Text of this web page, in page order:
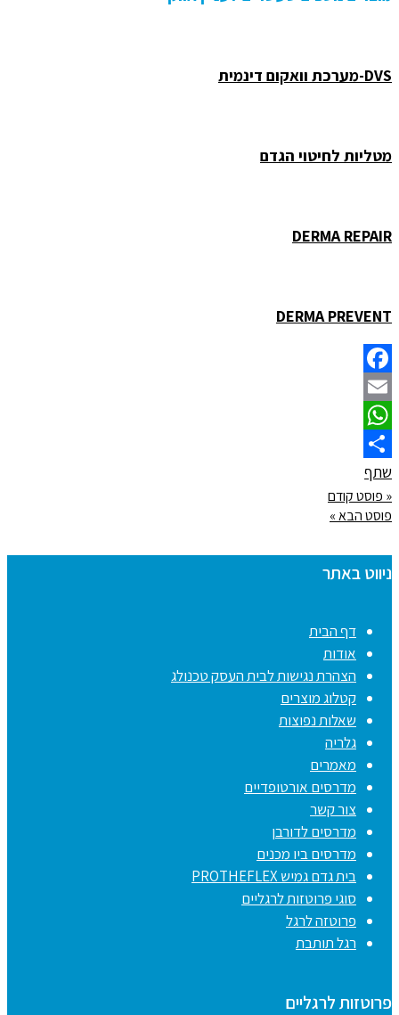
DVS-מערכת וואקום דינמית
מטליות לחיטוי הגדם
DERMA REPAIR
DERMA PREVENT
Facebook
Email
WhatsApp
שתף
« פוסט קודם
פוסט הבא »
ניווט באתר
דף הבית
אודות
הצהרת נגישות לבית העסק טכנולג
קטלוג מוצרים
שאלות נפוצות
גלריה
מאמרים
מדרסים אורטופדיים
צור קשר
מדרסים לדורבן
מדרסים ביו מכנים
בית גדם גמיש PROTHEFLEX
סוגי פרוטזות לרגליים
פרוטזה לרגל
רגל תותבת
פרוטזות לרגליים